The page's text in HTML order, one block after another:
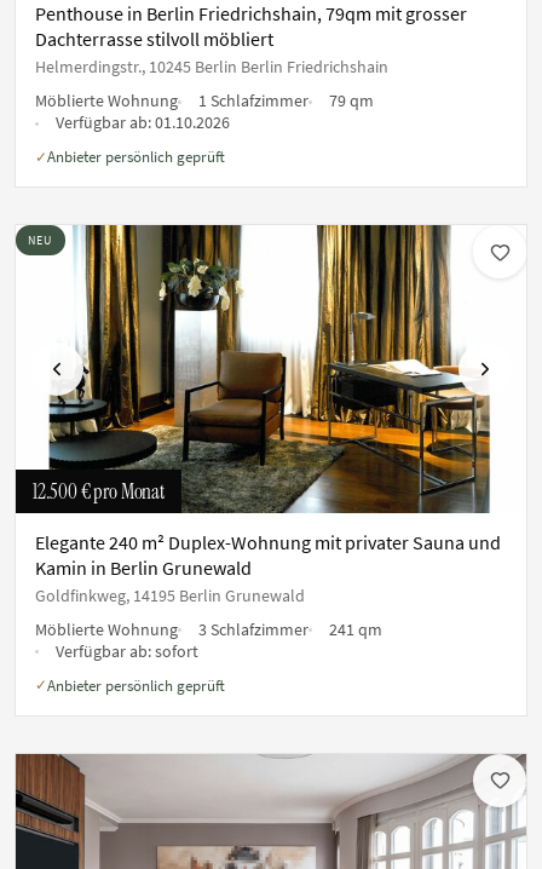
Penthouse in Berlin Friedrichshain, 79qm mit grosser
Dachterrasse stilvoll möbliert
Helmerdingstr., 10245 Berlin Berlin Friedrichshain
Möblierte Wohnung
1 Schlafzimmer
79 qm
Verfügbar ab:01.10.2026
✓Anbieter persönlich geprüft
Vorherige Nächste
NEU
12.500 €pro Monat
Elegante 240 m² Duplex-Wohnung mit privater Sauna und
Kamin in Berlin Grunewald
Goldfinkweg, 14195 Berlin Grunewald
Möblierte Wohnung
3 Schlafzimmer
241 qm
Verfügbar ab:sofort
✓Anbieter persönlich geprüft